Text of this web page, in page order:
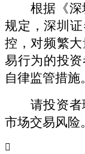
根据《
规定，深圳
控，对频繁
易行为的投
自律监管措施。
请投资
市场交易风险。